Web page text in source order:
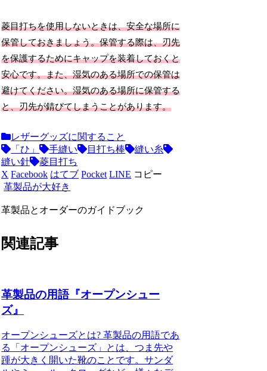
菱目打ちを使用しないときは、安全な場所に
保管しておきましょう。保管する際は、刃先
を保護するためにキャップを装着しておくと
安心です。また、湿気のある場所での保管は
避けてください。湿気のある場所に保管する
と、刃先が錆びてしまうことがあります。
レザーグッズに関すること
「ひ」
手縫い 目打ち棒
縫い糸
縫い針
菱目打ち
X Facebook はてブ Pocket LINE コピー
革製品が大好き
革製品とオーダーのガイドブック
関連記事
革製品の用語『オープンシュー
ズ』
オープンシューズとは? 革製品の用語であ
る「オープンシューズ」とは、つま先や
踵が大きく開いた靴のことです。サンダ